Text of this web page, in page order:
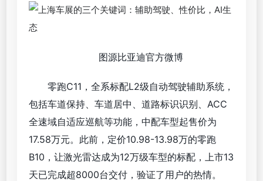
图源比亚迪官方微博
零跑C11，全系标配L2级自动驾驶辅助系统，
包括车道保持、车道居中、道路标识识别、ACC
全速域自适应巡航等功能，中配车型起售价为
17.58万元。此前，定价10.98-13.98万的零跑
B10，让激光雷达成为12万级车型的标配，上市13
天已完成超8000台交付，验证了用户的热情。